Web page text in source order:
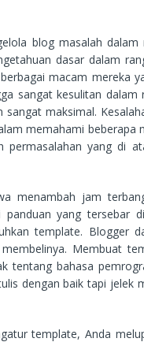
blog masalah
dasar dalam
macam mereka
sangat kesulitan dalam
maksimal.
memahami beberapa
permasalahan yang di
menambah jam
yang tersebar
template. Blogger
Membuat
tentang bahasa
dengan baik tapi jelek
template, Anda